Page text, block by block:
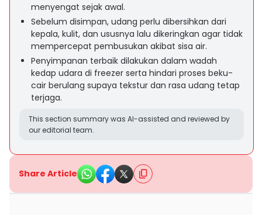
menyengat sejak awal.
Sebelum disimpan, udang perlu dibersihkan dari
kepala, kulit, dan ususnya lalu dikeringkan agar tidak
mempercepat pembusukan akibat sisa air.
Penyimpanan terbaik dilakukan dalam wadah
kedap udara di freezer serta hindari proses beku-
cair berulang supaya tekstur dan rasa udang tetap
terjaga.
This section summary was AI-assisted and reviewed by
our editorial team.
Share Article